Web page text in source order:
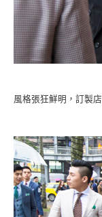
風格張狂鮮明，訂製店